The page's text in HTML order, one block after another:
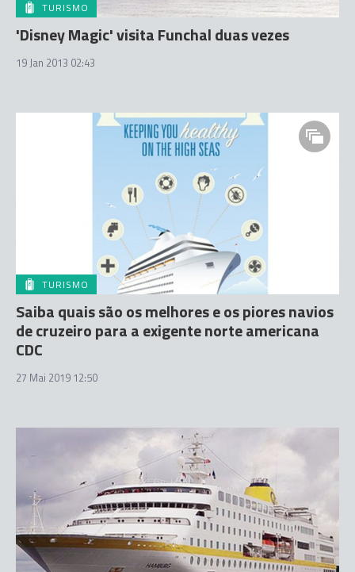
TURISMO
'Disney Magic' visita Funchal duas vezes
19 Jan 2013 02:43
TURISMO
Saiba quais são os melhores e os piores navios
de cruzeiro para a exigente norte americana
CDC
27 Mai 2019 12:50